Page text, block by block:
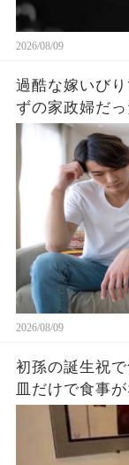
2026/08/09
過酷な嫁いび
ずの家政婦だ
が広くなるわ
「この土地建
2026/08/09
初孫の誕生祝
皿だけで食事
てないわw」
永久に無視し